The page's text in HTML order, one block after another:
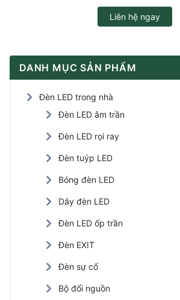
Liên hệ ngay
DANH MỤC SẢN PHẨM
Đèn LED trong nhà
Đèn LED âm trần
Đèn LED rọi ray
Đèn tuýp LED
Bóng đèn LED
Dây đèn LED
Đèn LED ốp trần
Đèn EXIT
Đèn sự cố
Bộ đổi nguồn